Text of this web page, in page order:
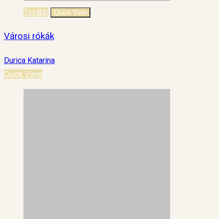
Tovább Quick View
Városi rókák
Durica Katarina
Quick View